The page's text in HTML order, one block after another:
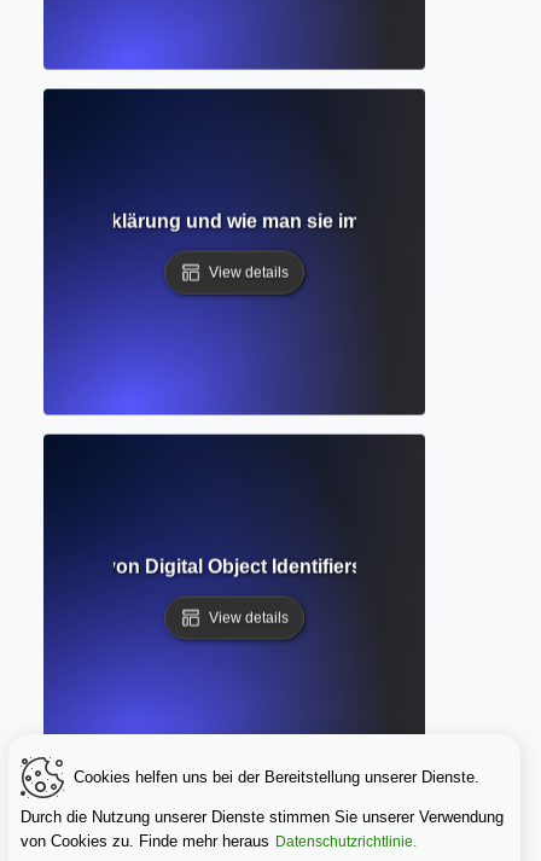
Erklärung und wie man sie im akademischen
View details
von Digital Object Identifiers in akademischen
View details
Cookies helfen uns bei der Bereitstellung unserer Dienste.
Durch die Nutzung unserer Dienste stimmen Sie unserer Verwendung
von Cookies zu. Finde mehr heraus Datenschutzrichtlinie.